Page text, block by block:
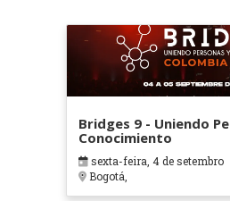
Bridges 9 - Uniendo
Conocimiento
sexta-feira, 4 de setembro
Bogotá,